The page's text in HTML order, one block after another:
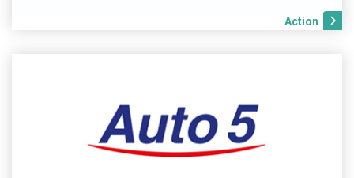
Action